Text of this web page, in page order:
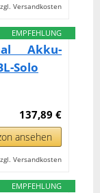
Versandkosten
EMPFEHLUNG
Akku-
Solo
137,89 €
ansehen
Versandkosten
EMPFEHLUNG